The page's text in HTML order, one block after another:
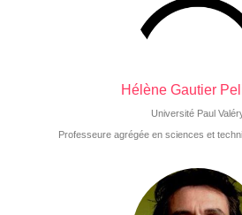
Hélène Gautier
Université Paul
Professeure agrégée en sciences et